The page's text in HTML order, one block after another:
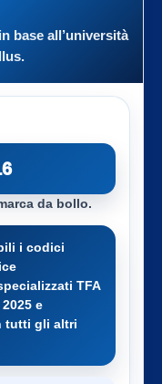
base all’università
.
da bollo.
i codici
TFA
e
tutti gli altri